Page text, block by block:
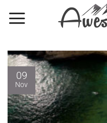
09
Nov